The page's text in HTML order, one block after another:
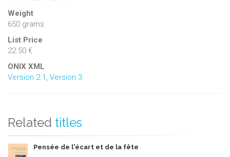
Weight
650 grams
List Price
22.50 €
ONIX XML
Version 2.1 Version 3
Related titles
Pensée de l'écart et de la fête